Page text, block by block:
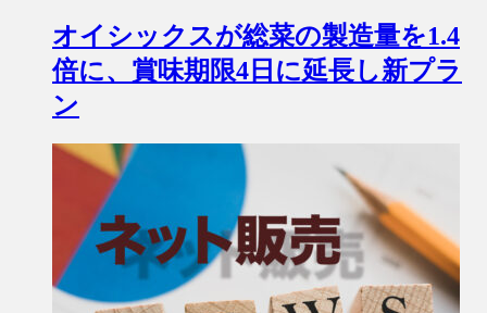
オイシックスが総菜の製造量を1.4
倍に、賞味期限4日に延長し新プラ
ン